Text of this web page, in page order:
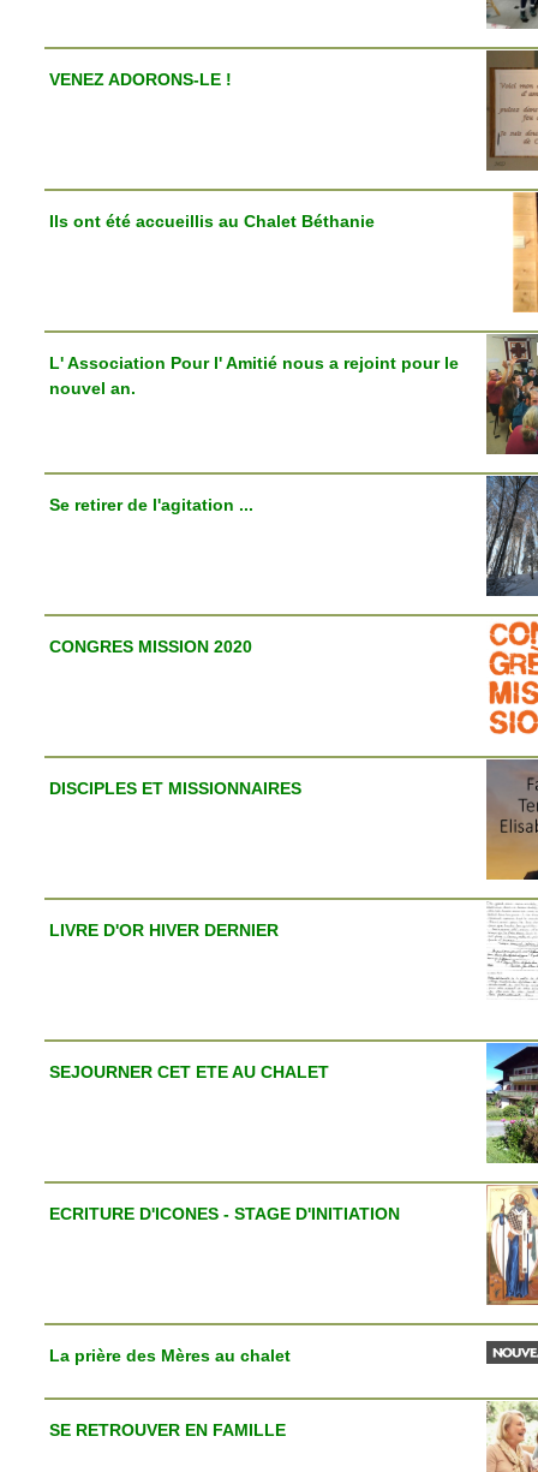
VENEZ ADORONS-LE !
Ils ont été accueillis au Chalet Béthanie
L' Association Pour l' Amitié nous a rejoint pour le
nouvel an.
Se retirer de l'agitation ...
CONGRES MISSION 2020
DISCIPLES ET MISSIONNAIRES
LIVRE D'OR HIVER DERNIER
SEJOURNER CET ETE AU CHALET
ECRITURE D'ICONES - STAGE D'INITIATION
La prière des Mères au chalet
SE RETROUVER EN FAMILLE